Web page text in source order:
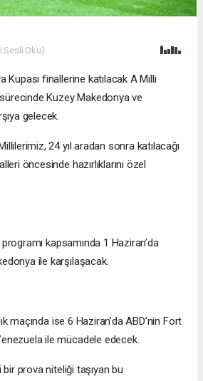
Sesli Oku)
Kupası finallerine katılacak A Milli
sürecinde Kuzey Makedonya ve
gelecek.
24 yıl aradan sonra katılacağı
öncesinde hazırlıklarını özel
programı kapsamında 1 Haziran’da
ile karşılaşacak.
maçında ise 6 Haziran’da ABD’nin Fort
ile mücadele edecek.
prova niteliği taşıyan bu